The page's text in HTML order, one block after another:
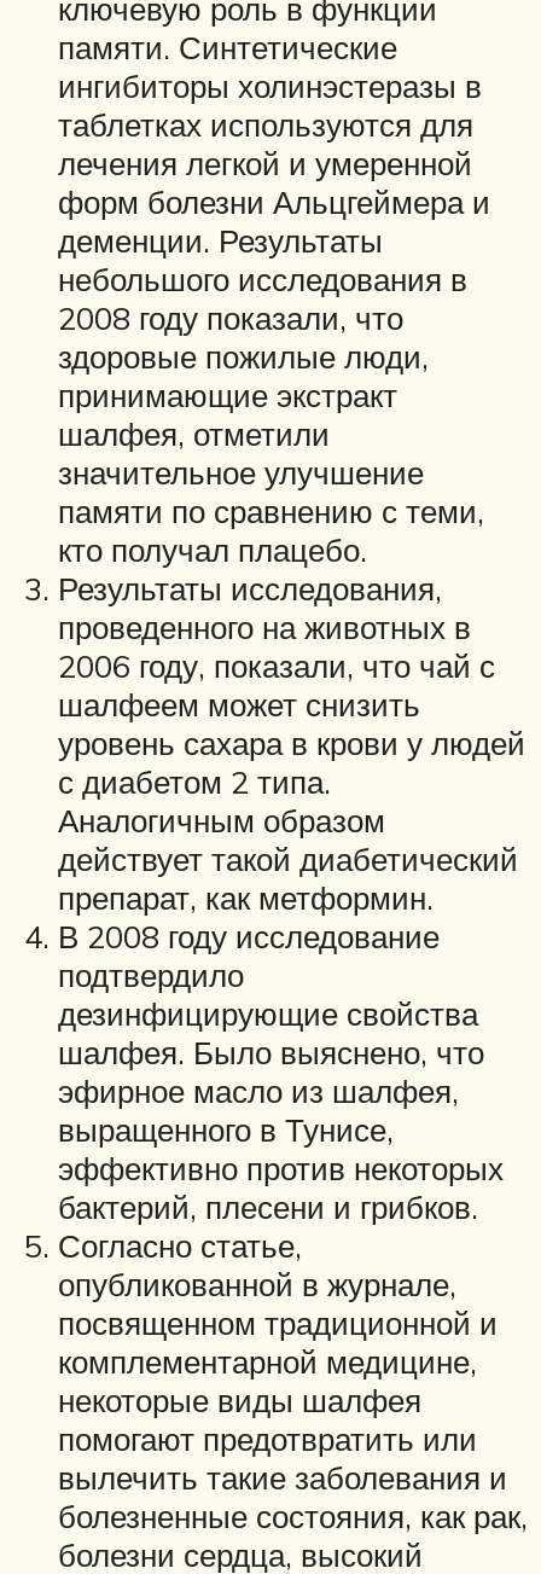
ключевую роль в функции
памяти. Синтетические
ингибиторы холинэстеразы в
таблетках используются для
лечения легкой и умеренной
форм болезни Альцгеймера и
деменции. Результаты
небольшого исследования в
2008 году показали, что
здоровые пожилые люди,
принимающие экстракт
шалфея, отметили
значительное улучшение
памяти по сравнению с теми,
кто получал плацебо.
Результаты исследования,
проведенного на животных в
2006 году, показали, что чай с
шалфеем может снизить
уровень сахара в крови у людей
с диабетом 2 типа.
Аналогичным образом
действует такой диабетический
препарат, как метформин.
В 2008 году исследование
подтвердило
дезинфицирующие свойства
шалфея. Было выяснено, что
эфирное масло из шалфея,
выращенного в Тунисе,
эффективно против некоторых
бактерий, плесени и грибков.
Согласно статье,
опубликованной в журнале,
посвященном традиционной и
комплементарной медицине,
некоторые виды шалфея
помогают предотвратить или
вылечить такие заболевания и
болезненные состояния, как рак,
болезни сердца, высокий